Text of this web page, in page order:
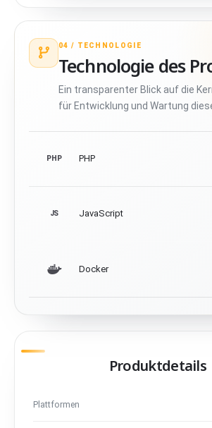
04 / TECHNOLOGIE
Technologie des
Ein transparenter Blick auf die
für Entwicklung und Wartung
PHP PHP
JS JavaScript
Docker
Produktdetails
Plattformen